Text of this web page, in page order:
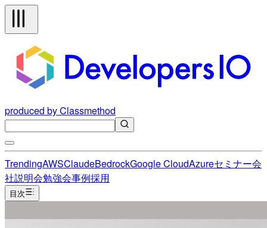
produced by Classmethod
TrendingAWSClaudeBedrockGoogle CloudAzureセミナー会
社説明会勉強会事例採用
目次